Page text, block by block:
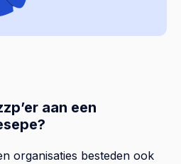
aan een
organisaties besteden ook